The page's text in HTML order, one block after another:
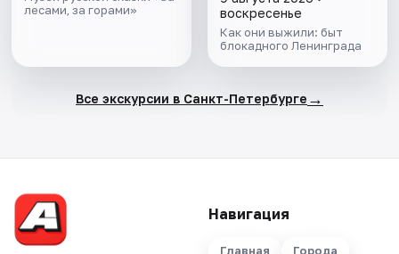
лесами, за горами»
воскресенье
Как они выжили: быт
блокадного Ленинграда
Все экскурсии в Санкт-Петербурге →
Навигация
Главная
Города